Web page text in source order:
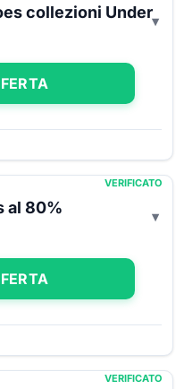
collezioni Under
VERIFICATO
al 80%
VERIFICATO